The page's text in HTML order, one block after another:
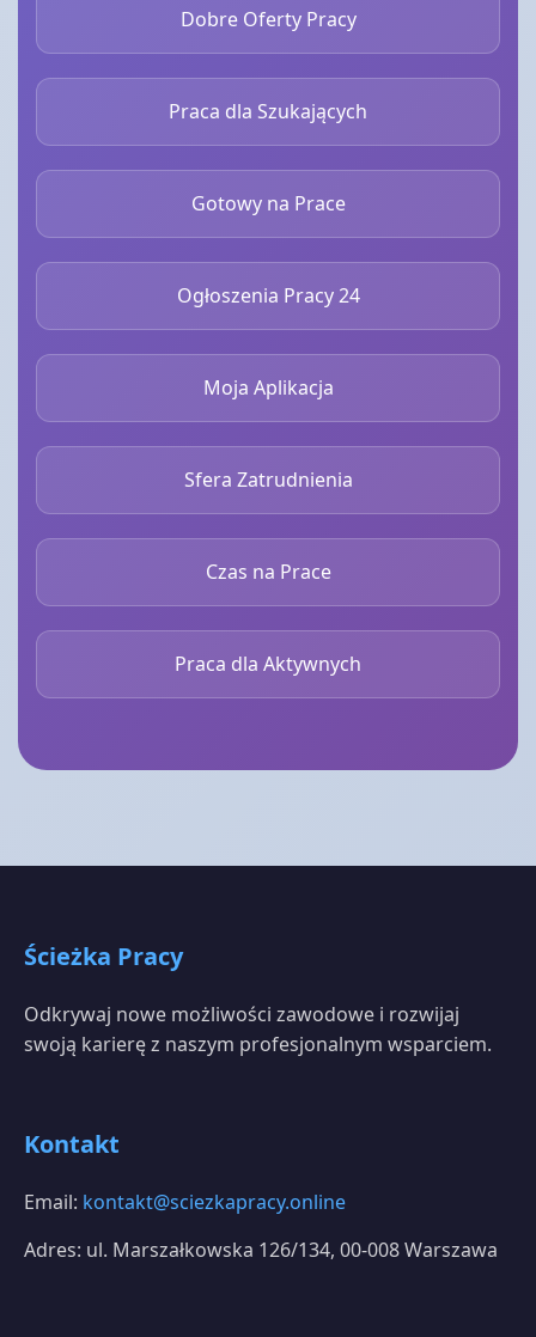
Dobre Oferty Pracy
Praca dla Szukających
Gotowy na Prace
Ogłoszenia Pracy 24
Moja Aplikacja
Sfera Zatrudnienia
Czas na Prace
Praca dla Aktywnych
Ścieżka Pracy
Odkrywaj nowe możliwości zawodowe i rozwijaj
swoją karierę z naszym profesjonalnym wsparciem.
Kontakt
Email: kontakt@sciezkapracy.online
Adres: ul. Marszałkowska 126/134, 00-008 Warszawa